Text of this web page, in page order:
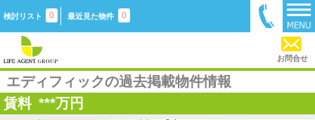
検討リスト 0 最近見た物件 0
お問合せ
エディフィックの過去掲載物件情報
賃料 ***万円